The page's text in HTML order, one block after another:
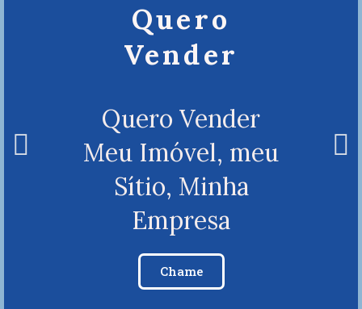
Quero
Vender
Quero Vender
Meu Imóvel, meu
Sítio, Minha
Empresa
Chame